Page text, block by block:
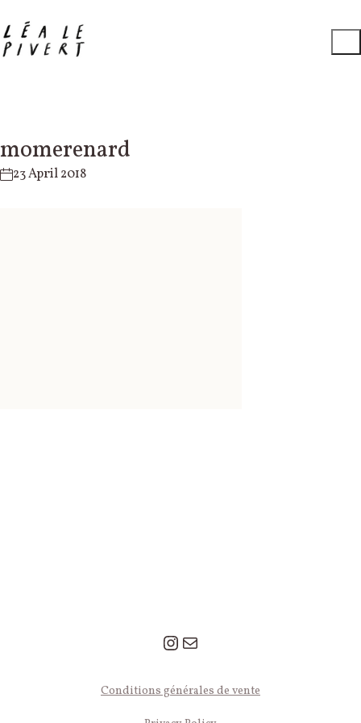
momerenard
23 April 2018
Instagram
Mail
© 2026 Léa Le Pivert — Tous droits réservés.
Conditions générales de vente